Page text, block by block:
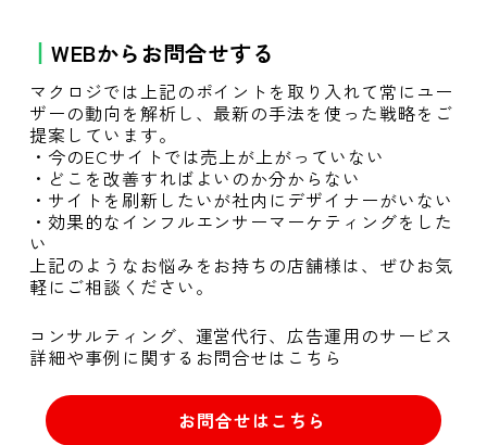
WEBからお問合せする
マクロジでは上記のポイントを取り入れて常にユー
ザーの動向を解析し、最新の手法を使った戦略をご
提案しています。
・今のECサイトでは売上が上がっていない
・どこを改善すればよいのか分からない
・サイトを刷新したいが社内にデザイナーがいない
・効果的なインフルエンサーマーケティングをした
い
上記のようなお悩みをお持ちの店舗様は、ぜひお気
軽にご相談ください。
コンサルティング、運営代行、広告運用のサービス
詳細や事例に関するお問合せはこちら
お問合せはこちら